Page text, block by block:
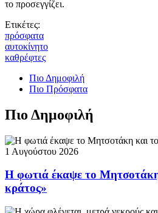
το προσεγγίζει.
Ετικέτες:
πρόσφατα
αυτοκίνητο
καθρέφτες
Πιο Δημοφιλή
Πιο Πρόσφατα
Πιο Δημοφιλή
1 Αυγούστου 2026
Η φωτιά έκαψε το Μητσοτάκη
κράτος»